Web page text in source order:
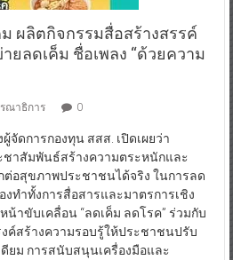
ผลิตกิจกรรมสื่อสร้างสรรค์
ยลดเค็ม ชื่อเพลง “ด้วยความ
ณาธิการ 0
จัดการกองทุน สสส. เปิดเผยว่า
าสัมพันธ์สร้างความตระหนักและ
ต่อสุขภาพประชาชนได้จริง ในการลด
ทำทั้งการสื่อสารและมาตรการเชิง
าขับเคลื่อน “ลดเค็ม ลดโรค” ร่วมกับ
ค์สร้างความรอบรู้ให้ประชาชนปรับ
ยม การสนับสนุนเครื่องมือและ